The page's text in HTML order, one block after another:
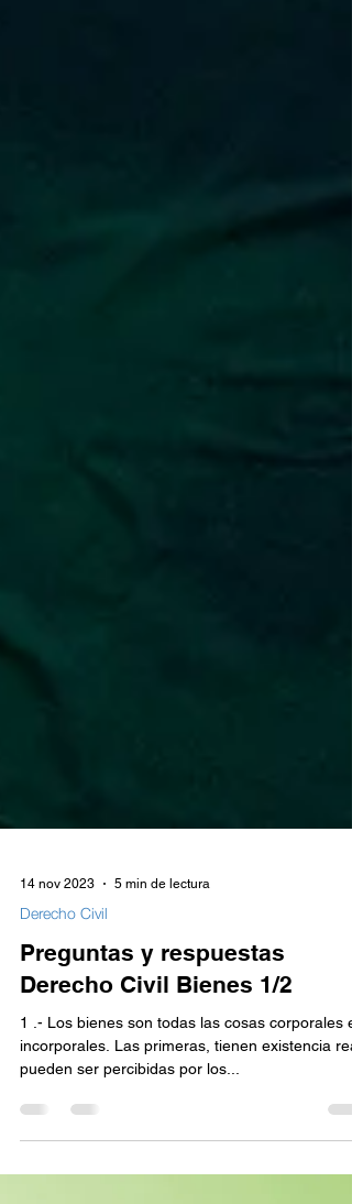
14 nov 2023
Derecho Civil
Preguntas y respuestas
Derecho Civil Bienes 1/2
1 .- Los bienes son todas las cosas corporales e
incorporales. Las primeras, tienen existencia